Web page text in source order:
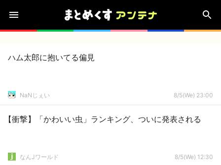
ハム太郎に抱いてる偏見
NaNじぇい 8/5(We) 23:00
【衝撃】「かわいい虫」ランキング、ついに発表される
なんJワールド 8/5(We) 12:30